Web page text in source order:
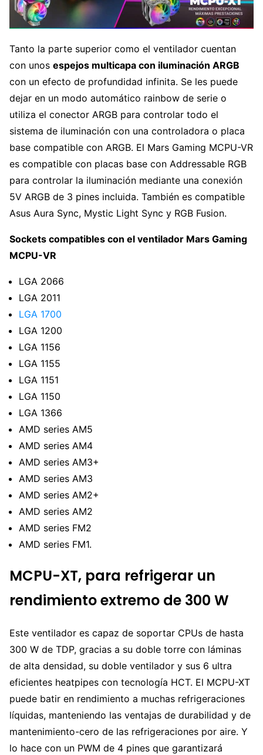
Tanto la parte superior como el ventilador cuentan
con unos espejos multicapa con iluminación ARGB
con un efecto de profundidad infinita. Se les puede
dejar en un modo automático rainbow de serie o
utiliza el conector ARGB para controlar todo el
sistema de iluminación con una controladora o placa
base compatible con ARGB. El Mars Gaming MCPU-VR
es compatible con placas base con Addressable RGB
para controlar la iluminación mediante una conexión
5V ARGB de 3 pines incluida. También es compatible
Asus Aura Sync, Mystic Light Sync y RGB Fusion.
Sockets compatibles con el ventilador Mars Gaming
MCPU-VR
LGA 2066
LGA 2011
LGA 1700
LGA 1200
LGA 1156
LGA 1155
LGA 1151
LGA 1150
LGA 1366
AMD series AM5
AMD series AM4
AMD series AM3+
AMD series AM3
AMD series AM2+
AMD series AM2
AMD series FM2
AMD series FM1.
MCPU-XT, para refrigerar un
rendimiento extremo de 300 W
Este ventilador es capaz de soportar CPUs de hasta
300 W de TDP, gracias a su doble torre con láminas
de alta densidad, su doble ventilador y sus 6 ultra
eficientes heatpipes con tecnología HCT. El MCPU-XT
puede batir en rendimiento a muchas refrigeraciones
líquidas, manteniendo las ventajas de durabilidad y de
mantenimiento-cero de las refrigeraciones por aire. Y
lo hace con un PWM de 4 pines que garantizará